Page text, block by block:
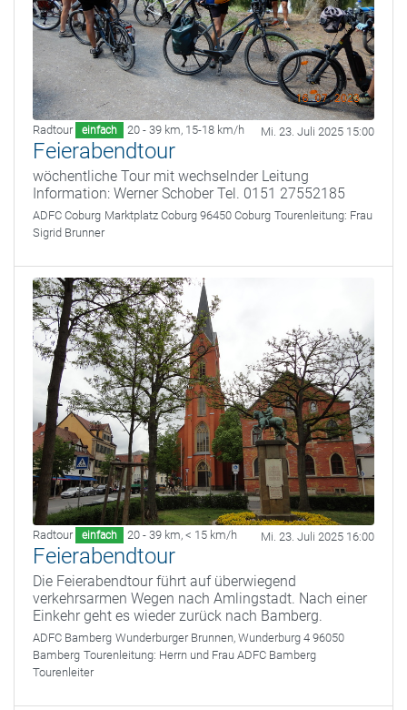
Radtour einfach 20 - 39 km, 15-18 km/h Mi. 23. Juli 2025 15:00
Feierabendtour
wöchentliche Tour mit wechselnder Leitung
Information: Werner Schober Tel. 0151 27552185
ADFC Coburg Marktplatz Coburg 96450 Coburg Tourenleitung: Frau
Sigrid Brunner
Radtour einfach 20 - 39 km, < 15 km/h Mi. 23. Juli 2025 16:00
Feierabendtour
Die Feierabendtour führt auf überwiegend
verkehrsarmen Wegen nach Amlingstadt. Nach einer
Einkehr geht es wieder zurück nach Bamberg.
ADFC Bamberg Wunderburger Brunnen, Wunderburg 4 96050
Bamberg Tourenleitung: Herrn und Frau ADFC Bamberg
Tourenleiter